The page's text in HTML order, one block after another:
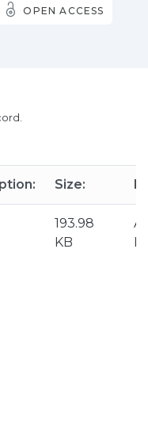
OPEN ACCESS
Size:
193.98
KB